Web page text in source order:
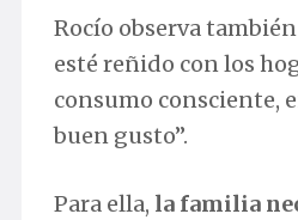
Rocío observa
esté reñido con los
consumo consciente,
buen gusto”.
Para ella, la familia